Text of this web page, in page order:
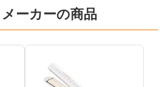
ーカーの商品